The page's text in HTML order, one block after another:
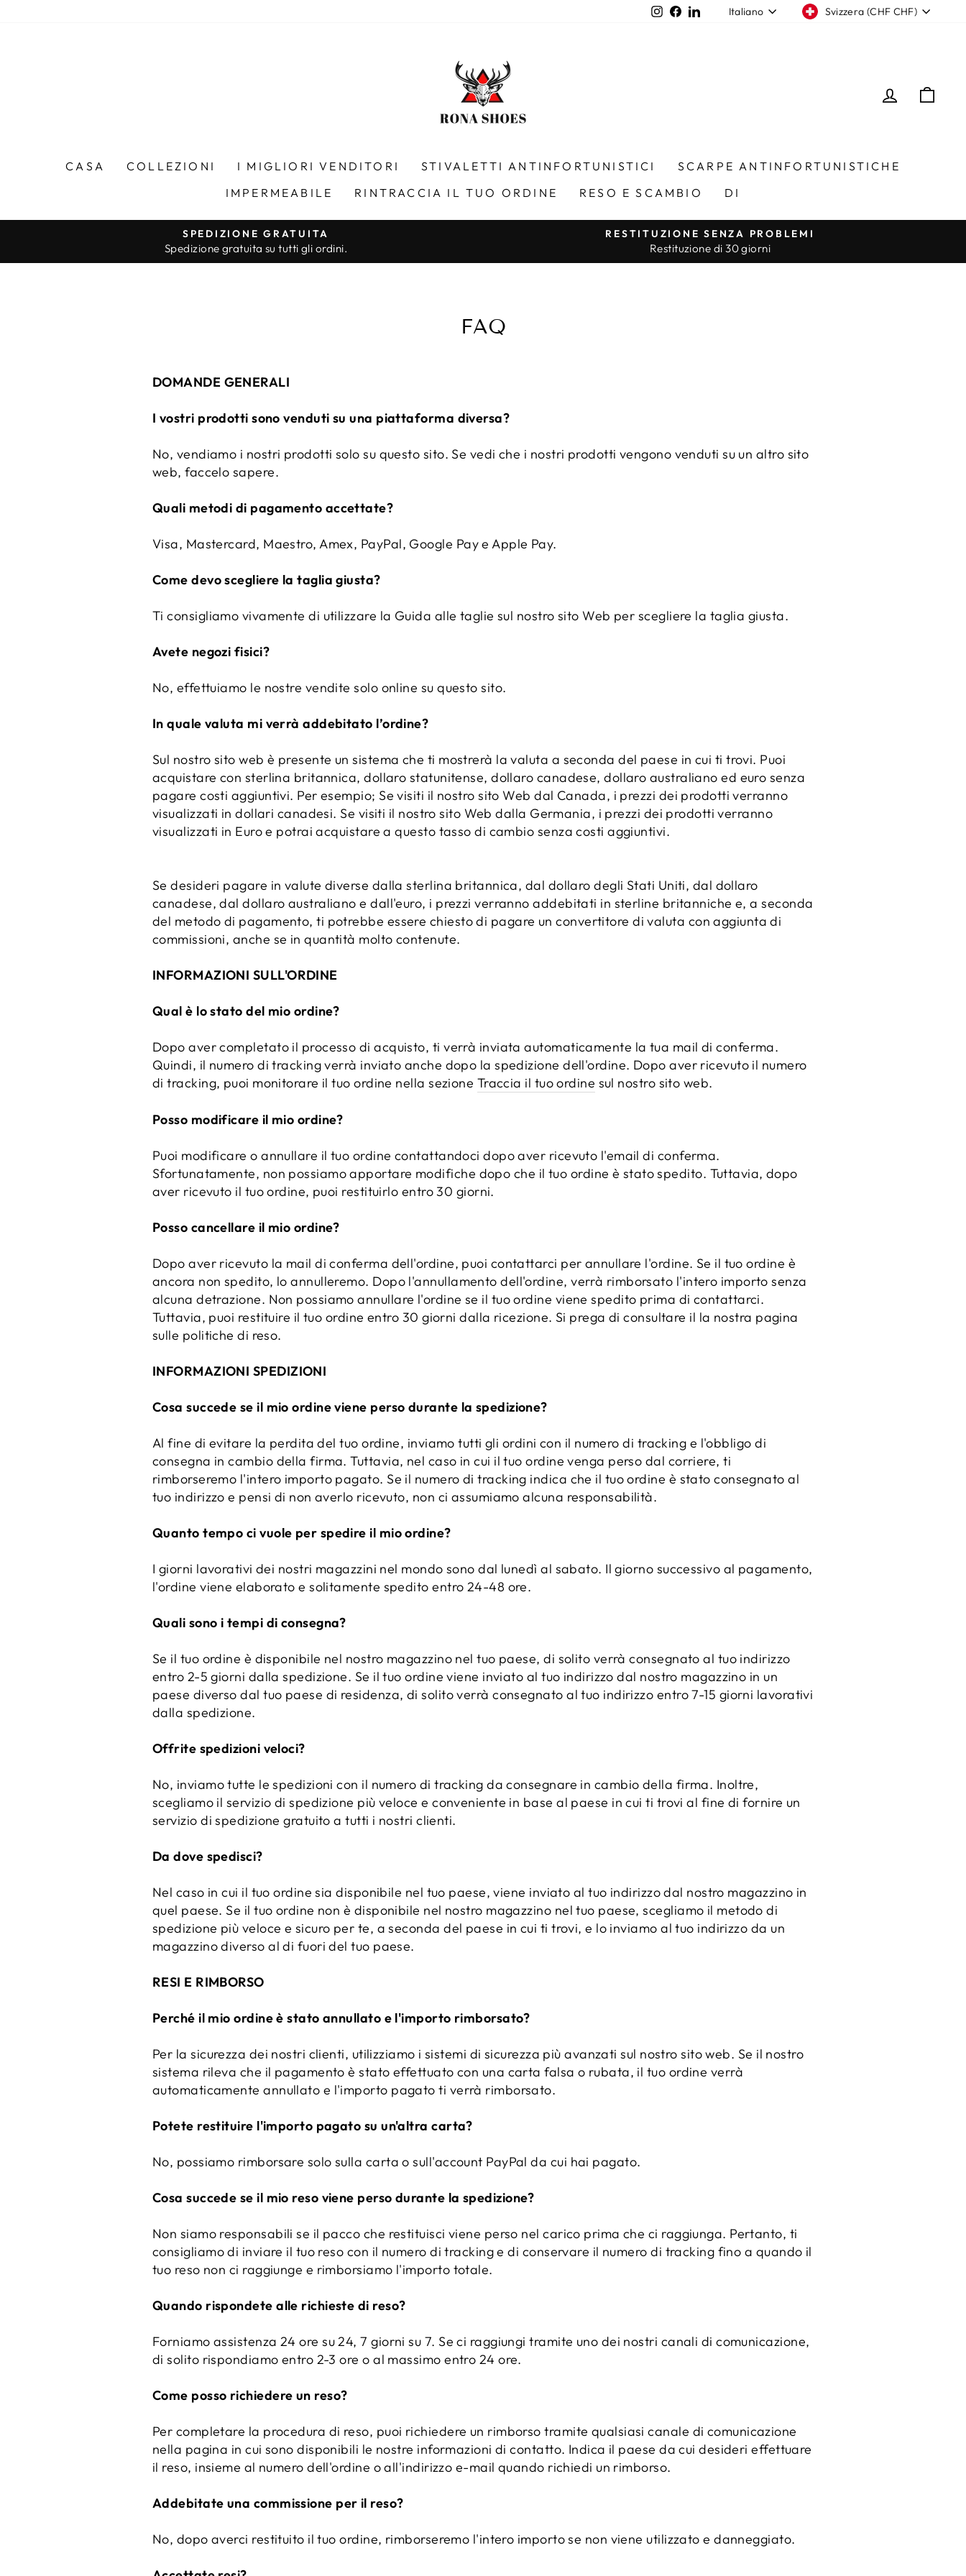
Instagram
Facebook
LinkedInLingua
Italiano ValutaSvizzera (CHF CHF)
ACCEDI
CASA COLLEZIONI I MIGLIORI VENDITORI STIVALETTI ANTINFORTUNISTICI
SCARPE ANTINFORTUNISTICHE
IMPERMEABILE
RINTRACCIA IL TUO ORDINE RESO E SCAMBIO DI
SPEDIZIONE GRATUITA
Spedizione gratuita su tutti gli ordini.
RESTITUZIONE SENZA PROBLEMI
Restituzione di 30 giorni
FAQ
DOMANDE GENERALI
I vostri prodotti sono venduti su una piattaforma diversa?
No, vendiamo i nostri prodotti solo su questo sito. Se vedi che i nostri prodotti vengono venduti su un altro sito
web, faccelo sapere.
Quali metodi di pagamento accettate?
Visa, Mastercard, Maestro, Amex, PayPal, Google Pay e Apple Pay.
Come devo scegliere la taglia giusta?
Ti consigliamo vivamente di utilizzare la Guida alle taglie sul nostro sito Web per scegliere la taglia giusta.
Avete negozi fisici?
No, effettuiamo le nostre vendite solo online su questo sito.
In quale valuta mi verrà addebitato l’ordine?
Sul nostro sito web è presente un sistema che ti mostrerà la valuta a seconda del paese in cui ti trovi. Puoi
acquistare con sterlina britannica, dollaro statunitense, dollaro canadese, dollaro australiano ed euro senza
pagare costi aggiuntivi. Per esempio; Se visiti il ​​nostro sito Web dal Canada, i prezzi dei prodotti verranno
visualizzati in dollari canadesi. Se visiti il ​​nostro sito Web dalla Germania, i prezzi dei prodotti verranno
visualizzati in Euro e potrai acquistare a questo tasso di cambio senza costi aggiuntivi.
Se desideri pagare in valute diverse dalla sterlina britannica, dal dollaro degli Stati Uniti, dal dollaro
canadese, dal dollaro australiano e dall'euro, i prezzi verranno addebitati in sterline britanniche e, a seconda
del metodo di pagamento, ti potrebbe essere chiesto di pagare un convertitore di valuta con aggiunta di
commissioni, anche se in quantità molto contenute.
INFORMAZIONI SULL'ORDINE
Qual è lo stato del mio ordine?
Dopo aver completato il processo di acquisto, ti verrà inviata automaticamente la tua mail di conferma.
Quindi, il numero di tracking verrà inviato anche dopo la spedizione dell'ordine. Dopo aver ricevuto il numero
di tracking, puoi monitorare il tuo ordine nella sezione Traccia il tuo ordine sul nostro sito web.
Posso modificare il mio ordine?
Puoi modificare o annullare il tuo ordine contattandoci dopo aver ricevuto l'email di conferma.
Sfortunatamente, non possiamo apportare modifiche dopo che il tuo ordine è stato spedito. Tuttavia, dopo
aver ricevuto il tuo ordine, puoi restituirlo entro 30 giorni.
Posso cancellare il mio ordine?
Dopo aver ricevuto la mail di conferma dell'ordine, puoi contattarci per annullare l'ordine. Se il tuo ordine è
ancora non spedito, lo annulleremo. Dopo l'annullamento dell'ordine, verrà rimborsato l'intero importo senza
alcuna detrazione. Non possiamo annullare l'ordine se il tuo ordine viene spedito prima di contattarci.
Tuttavia, puoi restituire il tuo ordine entro 30 giorni dalla ricezione. Si prega di consultare il la nostra pagina
sulle politiche di reso.
INFORMAZIONI SPEDIZIONI
Cosa succede se il mio ordine viene perso durante la spedizione?
Al fine di evitare la perdita del tuo ordine, inviamo tutti gli ordini con il numero di tracking e l'obbligo di
consegna in cambio della firma. Tuttavia, nel caso in cui il tuo ordine venga perso dal corriere, ti
rimborseremo l'intero importo pagato. Se il numero di tracking indica che il tuo ordine è stato consegnato al
tuo indirizzo e pensi di non averlo ricevuto, non ci assumiamo alcuna responsabilità.
Quanto tempo ci vuole per spedire il mio ordine?
I giorni lavorativi dei nostri magazzini nel mondo sono dal lunedì al sabato. Il giorno successivo al pagamento,
l'ordine viene elaborato e solitamente spedito entro 24-48 ore.
Quali sono i tempi di consegna?
Se il tuo ordine è disponibile nel nostro magazzino nel tuo paese, di solito verrà consegnato al tuo indirizzo
entro 2-5 giorni dalla spedizione. Se il tuo ordine viene inviato al tuo indirizzo dal nostro magazzino in un
paese diverso dal tuo paese di residenza, di solito verrà consegnato al tuo indirizzo entro 7-15 giorni lavorativi
dalla spedizione.
Offrite spedizioni veloci?
No, inviamo tutte le spedizioni con il numero di tracking da consegnare in cambio della firma. Inoltre,
scegliamo il servizio di spedizione più veloce e conveniente in base al paese in cui ti trovi al fine di fornire un
servizio di spedizione gratuito a tutti i nostri clienti.
Da dove spedisci?
Nel caso in cui il tuo ordine sia disponibile nel tuo paese, viene inviato al tuo indirizzo dal nostro magazzino in
quel paese. Se il tuo ordine non è disponibile nel nostro magazzino nel tuo paese, scegliamo il metodo di
spedizione più veloce e sicuro per te, a seconda del paese in cui ti trovi, e lo inviamo al tuo indirizzo da un
magazzino diverso al di fuori del tuo paese.
RESI E RIMBORSO
Perché il mio ordine è stato annullato e l'importo rimborsato?
Per la sicurezza dei nostri clienti, utilizziamo i sistemi di sicurezza più avanzati sul nostro sito web. Se il nostro
sistema rileva che il pagamento è stato effettuato con una carta falsa o rubata, il tuo ordine verrà
automaticamente annullato e l'importo pagato ti verrà rimborsato.
Potete restituire l'importo pagato su un'altra carta?
No, possiamo rimborsare solo sulla carta o sull'account PayPal da cui hai pagato.
Cosa succede se il mio reso viene perso durante la spedizione?
Non siamo responsabili se il pacco che restituisci viene perso nel carico prima che ci raggiunga. Pertanto, ti
consigliamo di inviare il tuo reso con il numero di tracking e di conservare il numero di tracking fino a quando il
tuo reso non ci raggiunge e rimborsiamo l'importo totale.
Quando rispondete alle richieste di reso?
Forniamo assistenza 24 ore su 24, 7 giorni su 7. Se ci raggiungi tramite uno dei nostri canali di comunicazione,
di solito rispondiamo entro 2-3 ore o al massimo entro 24 ore.
Come posso richiedere un reso?
Per completare la procedura di reso, puoi richiedere un rimborso tramite qualsiasi canale di comunicazione
nella pagina in cui sono disponibili le nostre informazioni di contatto. Indica il paese da cui desideri effettuare
il reso, insieme al numero dell'ordine o all'indirizzo e-mail quando richiedi un rimborso.
Addebitate una commissione per il reso?
No, dopo averci restituito il tuo ordine, rimborseremo l'intero importo se non viene utilizzato e danneggiato.